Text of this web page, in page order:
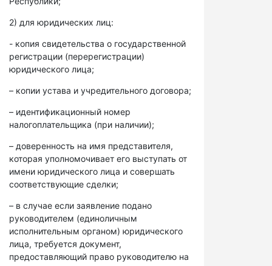
2) для юридических лиц:
- копия свидетельства о государственной
регистрации (перерегистрации)
юридического лица;
– копии устава и учредительного договора;
– идентификационный номер
налогоплательщика (при наличии);
– доверенность на имя представителя,
которая уполномочивает его выступать от
имени юридического лица и совершать
соответствующие сделки;
– в случае если заявление подано
руководителем (единоличным
исполнительным органом) юридического
лица, требуется документ,
предоставляющий право руководителю на